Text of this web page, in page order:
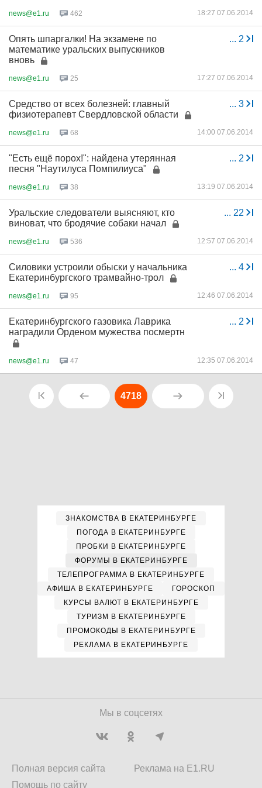
news@e1.ru 462 18:27 07.06.2014
... 2
Опять шпаргалки! На экзамене по
математике уральских выпускников
вновь
news@e1.ru 25 17:27 07.06.2014
... 3
Средство от всех болезней: главный
физиотерапевт Свердловской области
news@e1.ru 68 14:00 07.06.2014
... 2
"Есть ещё порох!": найдена утерянная
песня "Наутилуса Помпилиуса"
news@e1.ru 38 13:19 07.06.2014
... 22
Уральские следователи выясняют, кто
виноват, что бродячие собаки начал
news@e1.ru 536 12:57 07.06.2014
... 4
Силовики устроили обыски у начальника
Екатеринбургского трамвайно-трол
news@e1.ru 95 12:46 07.06.2014
... 2
Екатеринбургского газовика Лаврика
наградили Орденом мужества посмертн
news@e1.ru 47 12:35 07.06.2014
4718
ЗНАКОМСТВА В ЕКАТЕРИНБУРГЕ
ПОГОДА В ЕКАТЕРИНБУРГЕ
ПРОБКИ В ЕКАТЕРИНБУРГЕ
ФОРУМЫ В ЕКАТЕРИНБУРГЕ
ТЕЛЕПРОГРАММА В ЕКАТЕРИНБУРГЕ
АФИША В ЕКАТЕРИНБУРГЕ
ГОРОСКОП
КУРСЫ ВАЛЮТ В ЕКАТЕРИНБУРГЕ
ТУРИЗМ В ЕКАТЕРИНБУРГЕ
ПРОМОКОДЫ В ЕКАТЕРИНБУРГЕ
РЕКЛАМА В ЕКАТЕРИНБУРГЕ
Мы в соцсетях
Полная версия сайта
Помощь по сайту
Реклама на E1.RU